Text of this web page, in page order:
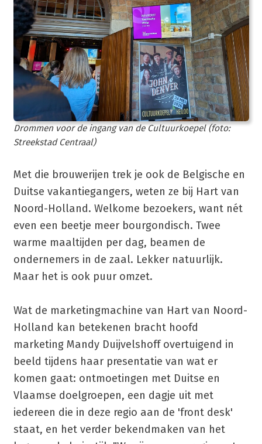
Drommen voor de ingang van de Cultuurkoepel (foto:
Streekstad Centraal)
Met die brouwerijen trek je ook de Belgische en
Duitse vakantiegangers, weten ze bij Hart van
Noord-Holland. Welkome bezoekers, want nét
even een beetje meer bourgondisch. Twee
warme maaltijden per dag, beamen de
ondernemers in de zaal. Lekker natuurlijk.
Maar het is ook puur omzet.
Wat de marketingmachine van Hart van Noord-
Holland kan betekenen bracht hoofd
marketing Mandy Duijvelshoff overtuigend in
beeld tijdens haar presentatie van wat er
komen gaat: ontmoetingen met Duitse en
Vlaamse doelgroepen, een dagje uit met
iedereen die in deze regio aan de 'front desk'
staat, en het verder bekendmaken van het